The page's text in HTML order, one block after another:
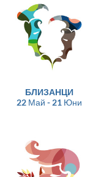
БЛИЗАНЦИ
22 Май - 21 Юни